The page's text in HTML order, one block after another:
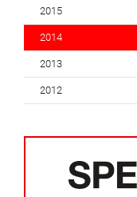
2015
2014
2013
2012